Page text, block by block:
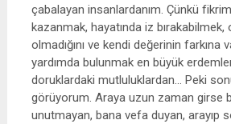
çabalayan insanlardanım. Çünkü
kazanmak, hayatında iz bırakabilmek,
olmadığını ve kendi değerinin farkına
yardımda bulunmak en büyük
doruklardaki mutluluklardan… Peki
görüyorum. Araya uzun zaman girse
unutmayan, bana vefa duyan, arayıp